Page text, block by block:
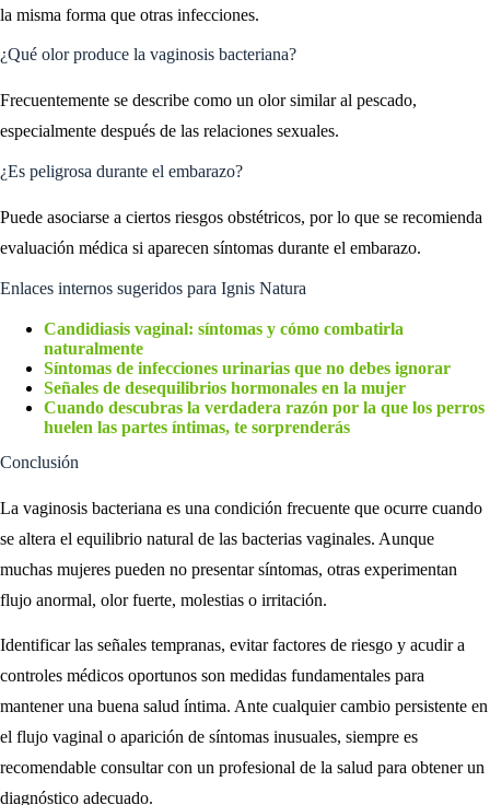
la misma forma que otras infecciones.
¿Qué olor produce la vaginosis bacteriana?
Frecuentemente se describe como un olor similar al pescado,
especialmente después de las relaciones sexuales.
¿Es peligrosa durante el embarazo?
Puede asociarse a ciertos riesgos obstétricos, por lo que se recomienda
evaluación médica si aparecen síntomas durante el embarazo.
Enlaces internos sugeridos para Ignis Natura
Candidiasis vaginal: síntomas y cómo combatirla
naturalmente
Síntomas de infecciones urinarias que no debes ignorar
Señales de desequilibrios hormonales en la mujer
Cuando descubras la verdadera razón por la que los perros
huelen las partes íntimas, te sorprenderás
Conclusión
La vaginosis bacteriana es una condición frecuente que ocurre cuando
se altera el equilibrio natural de las bacterias vaginales. Aunque
muchas mujeres pueden no presentar síntomas, otras experimentan
flujo anormal, olor fuerte, molestias o irritación.
Identificar las señales tempranas, evitar factores de riesgo y acudir a
controles médicos oportunos son medidas fundamentales para
mantener una buena salud íntima. Ante cualquier cambio persistente en
el flujo vaginal o aparición de síntomas inusuales, siempre es
recomendable consultar con un profesional de la salud para obtener un
diagnóstico adecuado.